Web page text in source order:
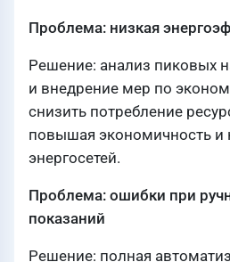
Проблема: низкая
Решение: анализ пиковых
и внедрение мер по
снизить потребление
повышая экономичность и
энергосетей.
Проблема: ошибки при
показаний
Решение: полная